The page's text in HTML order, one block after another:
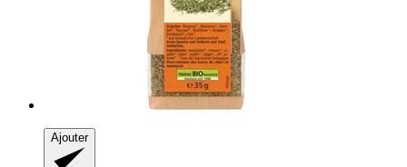
Ajouter